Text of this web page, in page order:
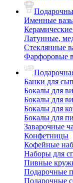
Именные
Латунные,
Стеклянные
Фарфоровые
Банки для
Бокалы для
Бокалы для
Бокалы для
Бокалы для
Заварочные
Конфетницы
Кофейные
Наборы для
Пивные
Подарочные
Подарочные